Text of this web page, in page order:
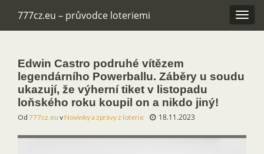
777cz.eu – průvodce loteriemi
Edwin Castro podruhé vítězem
legendárního Powerballu. Záběry u soudu
ukazují, že výherní tiket v listopadu
loňského roku koupil on a nikdo jiný!
Od 777cz.eu vNovinky a zprávy z loterie 18.11.2023